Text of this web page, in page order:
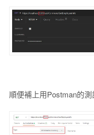
順便補上用Postman的